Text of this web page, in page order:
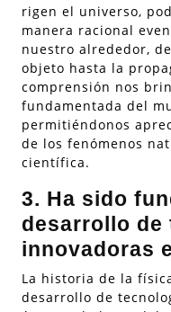
rigen el universo,
manera racional
nuestro alrededor,
objeto hasta la
comprensión nos
fundamentada del
permitiéndonos
de los fenómenos
científica.
3. Ha sido
desarrollo de
innovadoras
La historia de la
desarrollo de